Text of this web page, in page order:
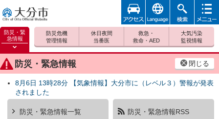
大分市
防災・緊
急情報
防災緊
急情報
を開く
防災・緊急情報 閉じる
8月6日 13時28分 【気象情報】大分市に（レベル３）警報が発表
されました
防災・緊急情報一覧 防災・緊急情報RSS
防災危機
管理情報
休日夜間
当番医
救急・
救命・AED
大気汚染
監視情報
アクセ
ス
foreign 検索
メニュ